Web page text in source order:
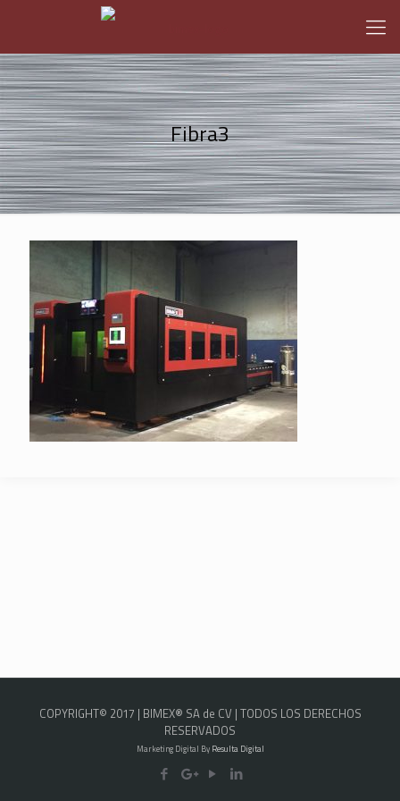
Fibra3
COPYRIGHT© 2017 | BIMEX® SA de CV | TODOS LOS DERECHOS
RESERVADOS
Marketing Digital By Resulta Digital